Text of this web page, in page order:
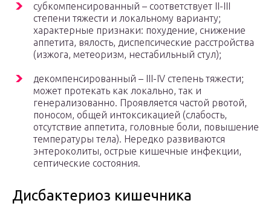
субкомпенсированный – соответствует II-III
степени тяжести и локальному варианту;
характерные признаки: похудение, снижение
аппетита, вялость, диспепсические расстройства
(изжога, метеоризм, нестабильный стул);
декомпенсированный – III-IV степень тяжести;
может протекать как локально, так и
генерализованно. Проявляется частой рвотой,
поносом, общей интоксикацией (слабость,
отсутствие аппетита, головные боли, повышение
температуры тела). Нередко развиваются
энтероколиты, острые кишечные инфекции,
септические состояния.
Дисбактериоз кишечника